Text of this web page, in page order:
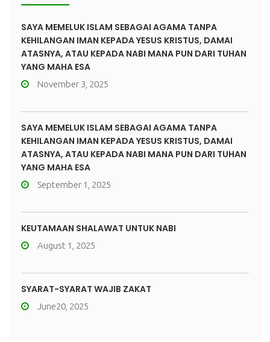
SAYA MEMELUK ISLAM SEBAGAI AGAMA TANPA
KEHILANGAN IMAN KEPADA YESUS KRISTUS, DAMAI
ATASNYA, ATAU KEPADA NABI MANA PUN DARI TUHAN
YANG MAHA ESA
November 3, 2025
SAYA MEMELUK ISLAM SEBAGAI AGAMA TANPA
KEHILANGAN IMAN KEPADA YESUS KRISTUS, DAMAI
ATASNYA, ATAU KEPADA NABI MANA PUN DARI TUHAN
YANG MAHA ESA
September 1, 2025
KEUTAMAAN SHALAWAT UNTUK NABI
August 1, 2025
SYARAT-SYARAT WAJIB ZAKAT
June20, 2025